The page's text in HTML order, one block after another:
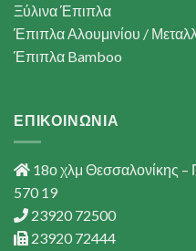
Ξύλινα Έπιπλα
Έπιπλα Αλουμινίου /
Έπιπλα Bamboo
ΕΠΙΚΟΙΝΩΝΙΑ
18ο χλμ Θεσσαλονίκης –
570 19
23920 72500
23920 72444